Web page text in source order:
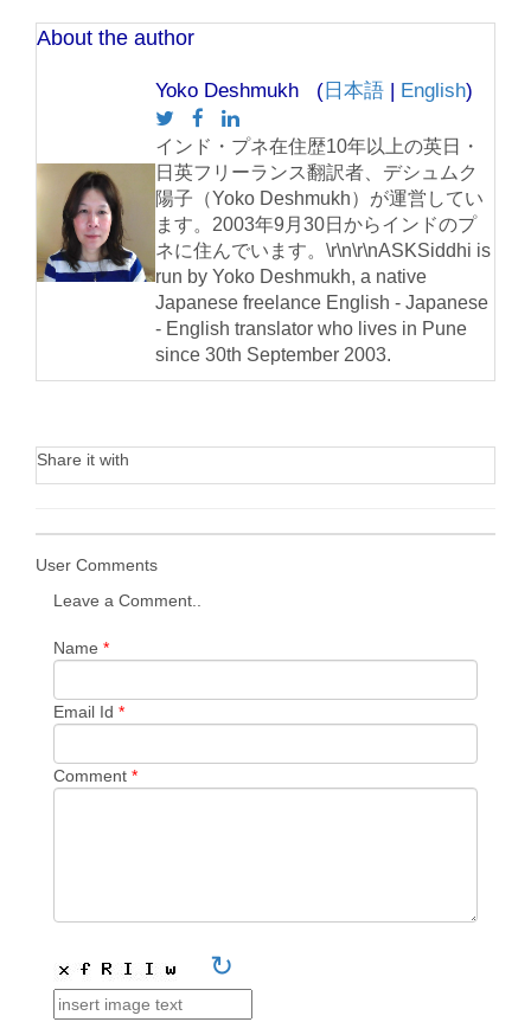
About the author
Yoko Deshmukh ( 日本語 | English)
インド・プネ在住歴10年以上の英日・
日英フリーランス翻訳者、デシュムク
陽子（Yoko Deshmukh）が運営してい
ます。2003年9月30日からインドのプ
ネに住んでいます。\r\n\r\nASKSiddhi is
run by Yoko Deshmukh, a native
Japanese freelance English - Japanese
- English translator who lives in Pune
since 30th September 2003.
Share it with
User Comments
Leave a Comment..
Name *
Email Id *
Comment *
↻